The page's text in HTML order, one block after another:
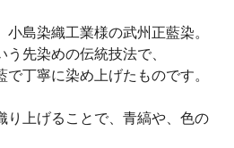
島染織工業様の武州正藍染。
先染めの伝統技法で、
丁寧に染め上げたものです。
り上げることで、青縞や、色の